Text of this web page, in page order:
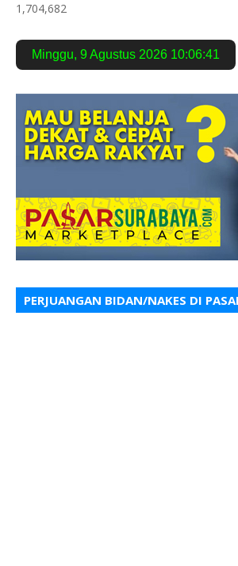
1,704,682
Minggu, 9 Agustus 2026 10:06:42
PERJUANGAN BIDAN/NAKES DI